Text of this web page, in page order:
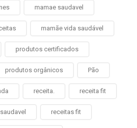
mamae saudavel
mamãe vida saudável
produtos certificados
produtos orgânicos Pão
receita. receita fit
receitas fit